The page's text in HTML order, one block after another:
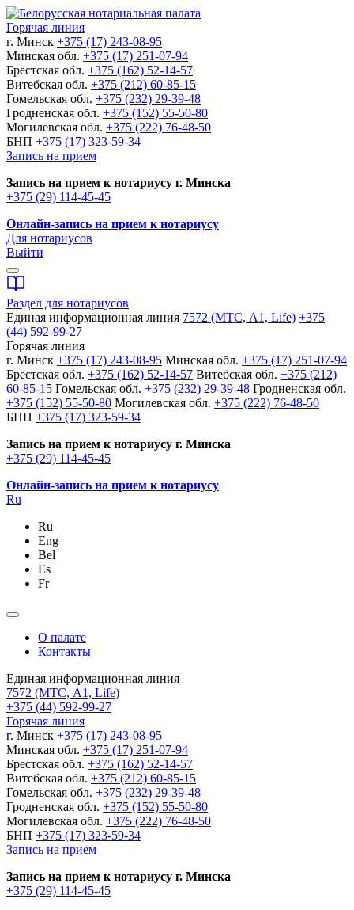
Горячая линия
г. Минск +375 (17) 243-08-95
Минская обл. +375 (17) 251-07-94
Брестская обл. +375 (162) 52-14-57
Витебская обл. +375 (212) 60-85-15
Гомельская обл. +375 (232) 29-39-48
Гродненская обл. +375 (152) 55-50-80
Могилевская обл. +375 (222) 76-48-50
БНП +375 (17) 323-59-34
Запись на прием
Запись на прием к нотариусу г. Минска
+375 (29) 114-45-45
Онлайн-запись на прием к нотариусу
Для нотариусов
Выйти
Раздел для нотариусов
Единая информационная линия 7572 (МТС, A1, Life) +375
(44) 592-99-27
Горячая линия
г. Минск +375 (17) 243-08-95 Минская обл. +375 (17) 251-07-94
Брестская обл. +375 (162) 52-14-57 Витебская обл. +375 (212)
60-85-15 Гомельская обл. +375 (232) 29-39-48 Гродненская обл.
+375 (152) 55-50-80 Могилевская обл. +375 (222) 76-48-50
БНП +375 (17) 323-59-34
Запись на прием к нотариусу г. Минска
+375 (29) 114-45-45
Онлайн-запись на прием к нотариусу
Ru
Ru
Eng
Bel
Es
Fr
О палате
Контакты
Единая информационная линия
7572 (МТС, A1, Life)
+375 (44) 592-99-27
Горячая линия
г. Минск +375 (17) 243-08-95
Минская обл. +375 (17) 251-07-94
Брестская обл. +375 (162) 52-14-57
Витебская обл. +375 (212) 60-85-15
Гомельская обл. +375 (232) 29-39-48
Гродненская обл. +375 (152) 55-50-80
Могилевская обл. +375 (222) 76-48-50
БНП +375 (17) 323-59-34
Запись на прием
Запись на прием к нотариусу г. Минска
+375 (29) 114-45-45